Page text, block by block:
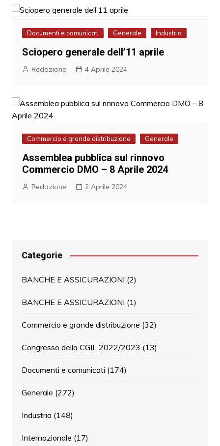
Documenti e comunicati Generale Industria
Sciopero generale dell’11 aprile
Redazione 4 Aprile 2024
Commercio e grande distribuzione Generale
Assemblea pubblica sul rinnovo
Commercio DMO – 8 Aprile 2024
Redazione 2 Aprile 2024
Categorie
BANCHE E ASSICURAZIONI (2)
BANCHE E ASSICURAZIONI (1)
Commercio e grande distribuzione (32)
Congresso della CGIL 2022/2023 (13)
Documenti e comunicati (174)
Generale (272)
Industria (148)
Internazionale (17)